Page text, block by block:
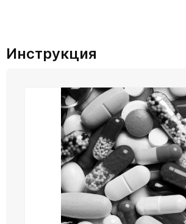
Инструкция